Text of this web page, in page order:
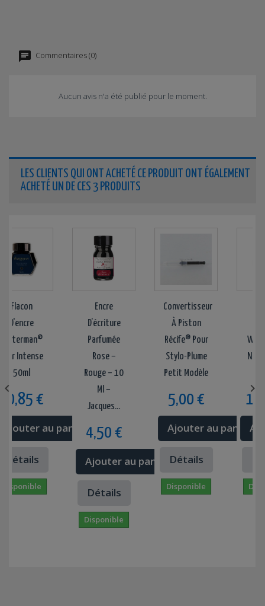
Commentaires (0)
Aucun avis n'a été publié pour le moment.
LES CLIENTS QUI ONT ACHETÉ CE PRODUIT ONT ÉGALEMENT
ACHETÉ UN DE CES 3 PRODUITS
Flacon
Intense
50ml
€
au panier
Encre
D’écriture
Parfumée
Rose –
Rouge – 10
Ml –
Jacques...
4,50 €
Ajouter au panier
Détails
Disponible
Convertisseur
À Piston
Récife® Pour
Stylo-Plume
Petit Modèle
5,00 €
Ajouter au panier
Détails
Disponible
Noir
 